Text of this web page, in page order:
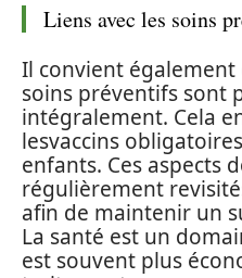
Liens avec les soins
Il convient
soins préventifs sont
intégralement. Cela
lesvaccins
enfants. Ces aspects
régulièrement
afin de maintenir un
La santé est un
est souvent plus